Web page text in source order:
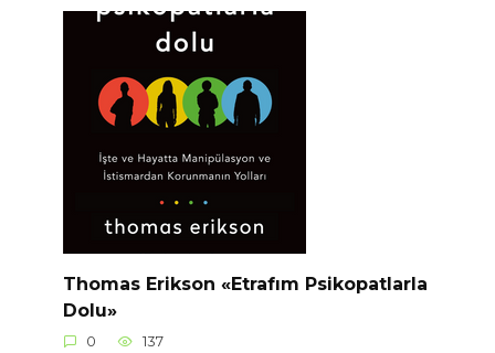
Thomas Erikson «Etrafım Psikopatlarla
Dolu»
0 137